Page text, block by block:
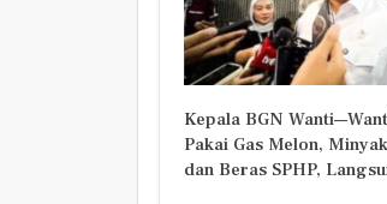
Kepala BGN
Pakai Gas Melon,
dan Beras SPHP,